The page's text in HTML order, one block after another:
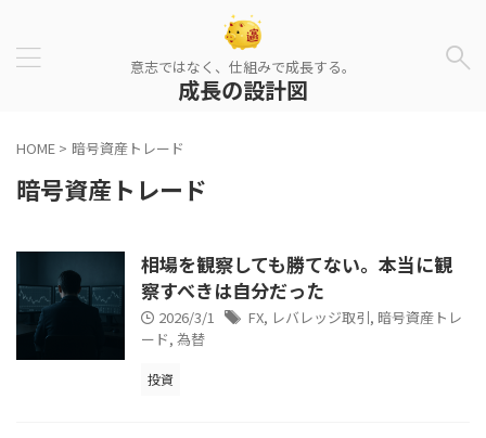
意志ではなく、仕組みで成長する。
成長の設計図
HOME > 暗号資産トレード
暗号資産トレード
相場を観察しても勝てない。本当に観
察すべきは自分だった
2026/3/1 FX, レバレッジ取引, 暗号資産トレ
ード, 為替
投資